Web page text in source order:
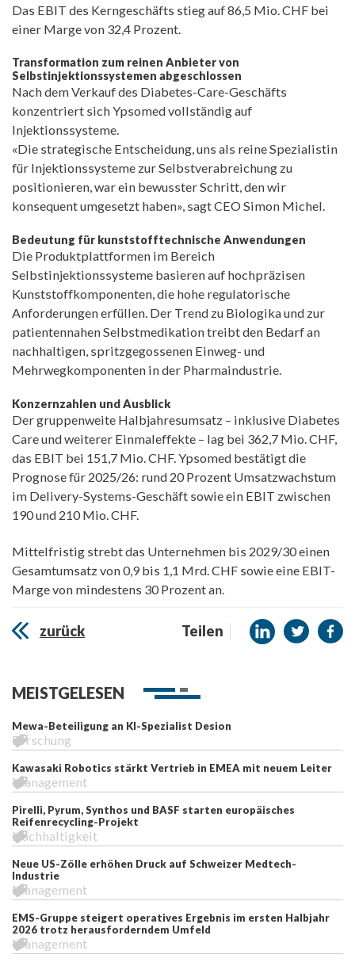
Das EBIT des Kerngeschäfts stieg auf 86,5 Mio. CHF bei
einer Marge von 32,4 Prozent.
Transformation zum reinen Anbieter von
Selbstinjektionssystemen abgeschlossen
Nach dem Verkauf des Diabetes-Care-Geschäfts
konzentriert sich Ypsomed vollständig auf
Injektionssysteme.
«Die strategische Entscheidung, uns als reine Spezialistin
für Injektionssysteme zur Selbstverabreichung zu
positionieren, war ein bewusster Schritt, den wir
konsequent umgesetzt haben», sagt CEO Simon Michel.
Bedeutung für kunststofftechnische Anwendungen
Die Produktplattformen im Bereich
Selbstinjektionssysteme basieren auf hochpräzisen
Kunststoffkomponenten, die hohe regulatorische
Anforderungen erfüllen. Der Trend zu Biologika und zur
patientennahen Selbstmedikation treibt den Bedarf an
nachhaltigen, spritzgegossenen Einweg- und
Mehrwegkomponenten in der Pharmaindustrie.
Konzernzahlen und Ausblick
Der gruppenweite Halbjahresumsatz – inklusive Diabetes
Care und weiterer Einmaleffekte – lag bei 362,7 Mio. CHF,
das EBIT bei 151,7 Mio. CHF. Ypsomed bestätigt die
Prognose für 2025/26: rund 20 Prozent Umsatzwachstum
im Delivery-Systems-Geschäft sowie ein EBIT zwischen
190 und 210 Mio. CHF.
Mittelfristig strebt das Unternehmen bis 2029/30 einen
Gesamtumsatz von 0,9 bis 1,1 Mrd. CHF sowie eine EBIT-
Marge von mindestens 30 Prozent an.
zurück Teilen
MEISTGELESEN
Mewa-Beteiligung an KI-Spezialist Desion
Forschung
Kawasaki Robotics stärkt Vertrieb in EMEA mit neuem Leiter
Management
Pirelli, Pyrum, Synthos und BASF starten europäisches
Reifenrecycling-Projekt
Nachhaltigkeit
Neue US-Zölle erhöhen Druck auf Schweizer Medtech-
Industrie
Management
EMS-Gruppe steigert operatives Ergebnis im ersten Halbjahr
2026 trotz herausforderndem Umfeld
Management